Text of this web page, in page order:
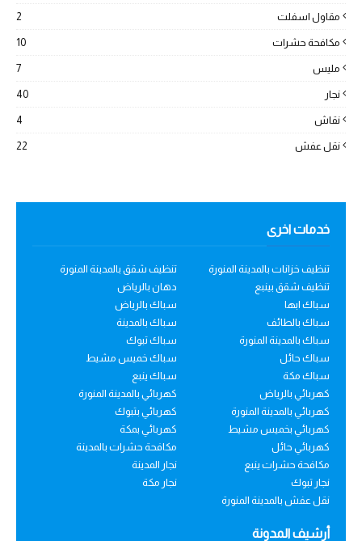
مقاول اسفلت 2
مكافحة حشرات 10
مليس 7
نجار 40
نقاش 4
نقل عفش 22
خدمات اخرى
تنظيف خزانات بالمدينة المنورة
تنظيف شقق بالمدينة المنورة
تنظيف شقق بينبع
دهان بالرياض
سباك ابها
سباك بالرياض
سباك بالطائف
سباك بالمدينة
سباك بالمدينة المنورة
سباك تبوك
سباك حائل
سباك خميس مشيط
سباك مكة
سباك ينبع
كهربائي بالرياض
كهربائي بالمدينة المنورة
كهربائي بالمدينة المنورة
كهربائي بتبوك
كهربائي بخميس مشيط
كهربائي بمكة
كهربائي حائل
مكافحة حشرات بالمدينة
مكافحة حشرات ينبع
نجار المدينة
نجار تبوك
نجار مكة
نقل عفش بالمدينة المنورة
أرشيف المدونة